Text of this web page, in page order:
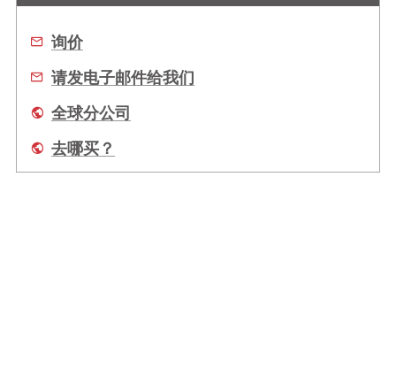
询价
请发电子邮件给我们
全球分公司
去哪买？